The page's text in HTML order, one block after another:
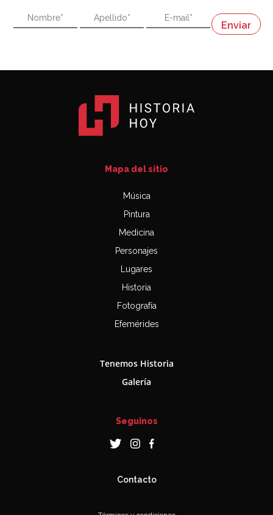
"En política, la estupidez no es una desventaja"
Napoleón
Mapa del sitio
Música
Pintura
Medicina
Personajes
Lugares
Historia
Fotografía
Efemérides
Tenemos Historia
Galería
Seguinos
Contacto